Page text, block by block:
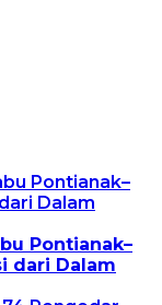
Pontianak–
dari Dalam